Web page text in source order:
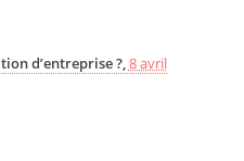
d’entreprise ?,8 avril